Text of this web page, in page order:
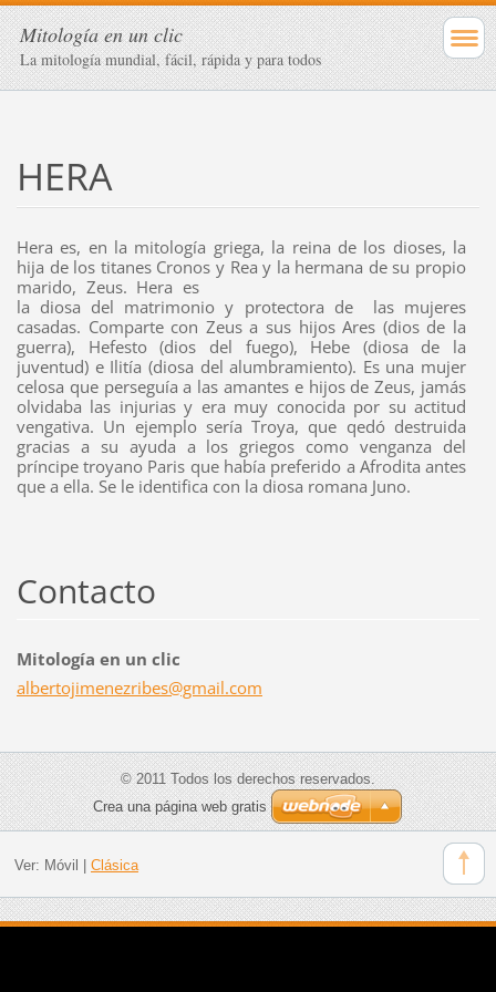
Mitología en un clic
La mitología mundial, fácil, rápida y para todos
HERA
Hera es, en la mitología griega, la reina de los dioses, la
hija de los titanes Cronos y Rea y la hermana de su propio
marido, Zeus. Hera es
la diosa del matrimonio y protectora de las mujeres
casadas. Comparte con Zeus a sus hijos Ares (dios de la
guerra), Hefesto (dios del fuego), Hebe (diosa de la
juventud) e Ilitía (diosa del alumbramiento). Es una mujer
celosa que perseguía a las amantes e hijos de Zeus, jamás
olvidaba las injurias y era muy conocida por su actitud
vengativa. Un ejemplo sería Troya, que qedó destruida
gracias a su ayuda a los griegos como venganza del
príncipe troyano Paris que había preferido a Afrodita antes
que a ella. Se le identifica con la diosa romana Juno.
Contacto
Mitología en un clic
albertojimenezribes@gmail.com
© 2011 Todos los derechos reservados.
Crea una página web gratis
Ver: Móvil | Clásica